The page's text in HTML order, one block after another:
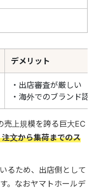
デメリット
・出店審査が厳しい
・海外でのブランド認
売上規模を誇る巨大EC
文から集荷までのス
るため、出店側として
。なおヤマトホールデ